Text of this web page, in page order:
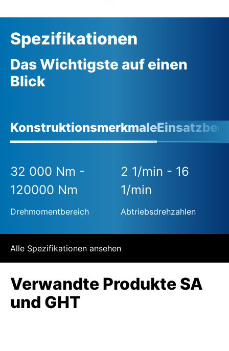
Spezifikationen
Das Wichtigste auf einen
Blick
Konstruktionsmerkmale
32 000 Nm -
120000 Nm
Drehmomentbereich
2 1/min - 16
1/min
Abtriebsdrehzahlen
Alle Spezifikationen ansehen
Verwandte Produkte SA
und GHT